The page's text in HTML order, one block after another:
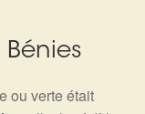
ou verte était